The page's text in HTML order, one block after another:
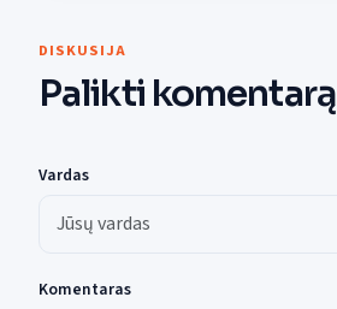
DISKUSIJA
Palikti komentarą
Vardas
Komentaras